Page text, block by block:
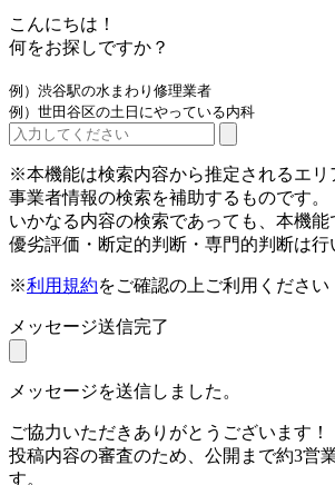
こんにちは！
何をお探しですか？
例）渋谷駅の水まわり修理業者
例）世田谷区の土日にやっている内科
※本機能は検索内容から推定されるエリ
事業者情報の検索を補助するものです。
いかなる内容の検索であっても、本機能
優劣評価・断定的判断・専門的判断は行
※利用規約をご確認の上ご利用ください
メッセージ送信完了
メッセージを送信しました。
ご協力いただきありがとうございます！
投稿内容の審査のため、公開まで約3営
す。